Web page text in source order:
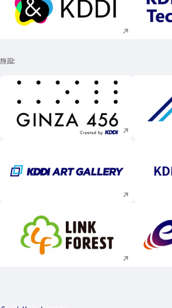
新規ウィンドウで開く
施設
新規ウィンドウで開く
新規ウィンドウで開く
新規ウィンドウで開く